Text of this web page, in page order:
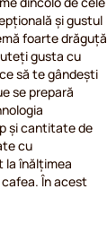
și gustul
foarte drăguță
gusta cu
să te gândești
se prepară
și cantitate de
cu
la înălțimea
În acest